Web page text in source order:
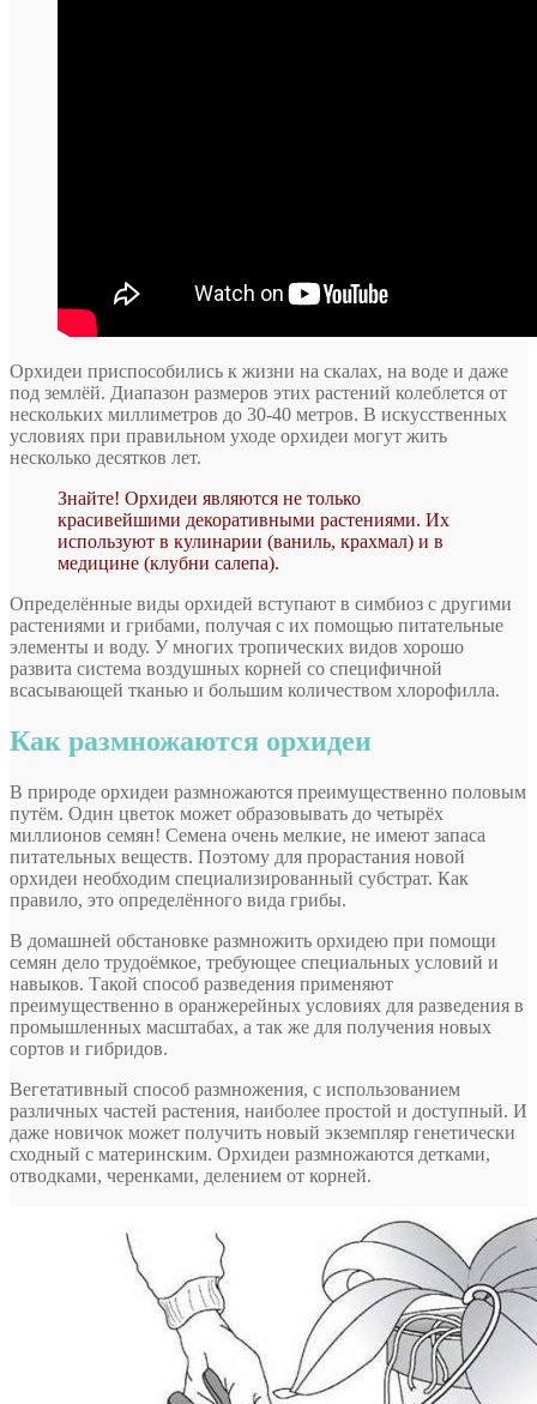
Орхидеи приспособились к жизни на скалах, на воде и даже
под землёй. Диапазон размеров этих растений колеблется от
нескольких миллиметров до 30-40 метров. В искусственных
условиях при правильном уходе орхидеи могут жить
несколько десятков лет.
Знайте! Орхидеи являются не только
красивейшими декоративными растениями. Их
используют в кулинарии (ваниль, крахмал) и в
медицине (клубни салепа).
Определённые виды орхидей вступают в симбиоз с другими
растениями и грибами, получая с их помощью питательные
элементы и воду. У многих тропических видов хорошо
развита система воздушных корней со специфичной
всасывающей тканью и большим количеством хлорофилла.
Как размножаются орхидеи
В природе орхидеи размножаются преимущественно половым
путём. Один цветок может образовывать до четырёх
миллионов семян! Семена очень мелкие, не имеют запаса
питательных веществ. Поэтому для прорастания новой
орхидеи необходим специализированный субстрат. Как
правило, это определённого вида грибы.
В домашней обстановке размножить орхидею при помощи
семян дело трудоёмкое, требующее специальных условий и
навыков. Такой способ разведения применяют
преимущественно в оранжерейных условиях для разведения в
промышленных масштабах, а так же для получения новых
сортов и гибридов.
Вегетативный способ размножения, с использованием
различных частей растения, наиболее простой и доступный. И
даже новичок может получить новый экземпляр генетически
сходный с материнским. Орхидеи размножаются детками,
отводками, черенками, делением от корней.